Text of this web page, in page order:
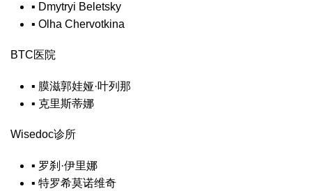
▪ Dmytryi Beletsky
▪ Olha Chervotkina
BTC医院
▪ 膜滋郭娃娅·叶列那
▪ 克里斯蒂娜
Wisedoc诊所
▪ 罗刹·伊里娜
▪ 特罗希莫诺维奇